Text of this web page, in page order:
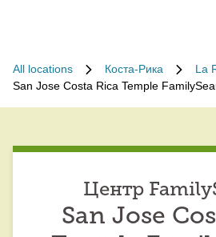
All locations Коста-Рика
La
San Jose Costa Rica Temple
Центр
San Jose